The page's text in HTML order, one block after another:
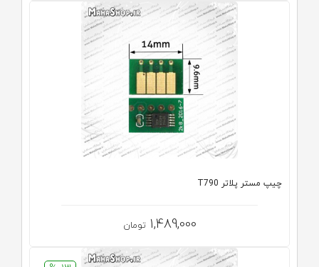
چیپ مستر پلاتر T790
1,489,000 تومان